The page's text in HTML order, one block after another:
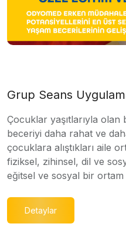
Grup Seans
Çocuklar yaşıtlarıyla
beceriyi daha rahat ve
çocuklara alıştıkları aile
fiziksel, zihinsel, dil ve
eğitsel ve sosyal bir ortam
Detaylar